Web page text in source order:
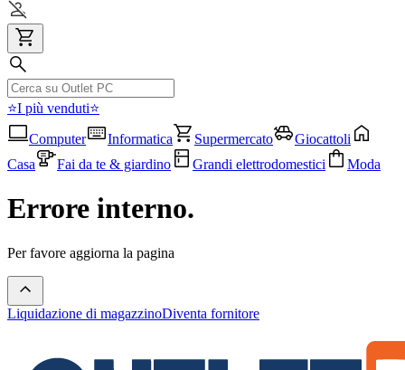
⭐I più venduti⭐
Computer
Informatica Supermercato
Giocattoli
Casa
Fai da te & giardino Grandi elettrodomestici Moda
Errore interno.
Per favore aggiorna la pagina
Liquidazione di magazzinoDiventa fornitore